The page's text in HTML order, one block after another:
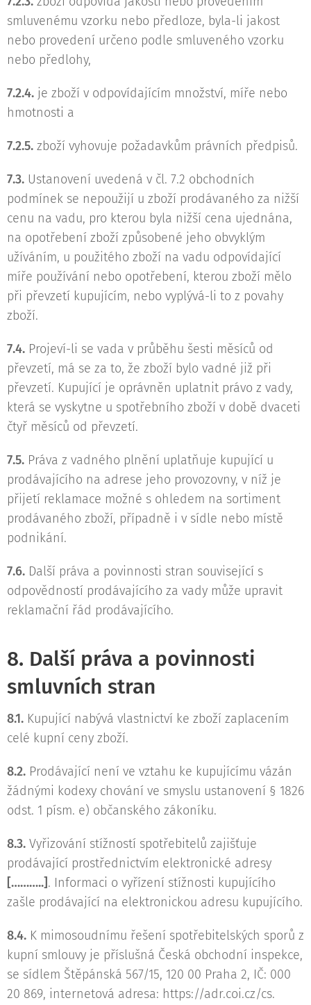
smluvenému vzorku nebo předloze, byla-li jakost
nebo provedení určeno podle smluveného vzorku
nebo předlohy,
7.2.4. je zboží v odpovídajícím množství, míře nebo
hmotnosti a
7.2.5. zboží vyhovuje požadavkům právních předpisů.
7.3. Ustanovení uvedená v čl. 7.2 obchodních
podmínek se nepoužijí u zboží prodávaného za nižší
cenu na vadu, pro kterou byla nižší cena ujednána,
na opotřebení zboží způsobené jeho obvyklým
užíváním, u použitého zboží na vadu odpovídající
míře používání nebo opotřebení, kterou zboží mělo
při převzetí kupujícím, nebo vyplývá-li to z povahy
zboží.
7.4. Projeví-li se vada v průběhu šesti měsíců od
převzetí, má se za to, že zboží bylo vadné již při
převzetí. Kupující je oprávněn uplatnit právo z vady,
která se vyskytne u spotřebního zboží v době dvaceti
čtyř měsíců od převzetí.
7.5. Práva z vadného plnění uplatňuje kupující u
prodávajícího na adrese jeho provozovny, v níž je
přijetí reklamace možné s ohledem na sortiment
prodávaného zboží, případně i v sídle nebo místě
podnikání.
7.6. Další práva a povinnosti stran související s
odpovědností prodávajícího za vady může upravit
reklamační řád prodávajícího.
8. Další práva a povinnosti
smluvních stran
8.1. Kupující nabývá vlastnictví ke zboží zaplacením
celé kupní ceny zboží.
8.2. Prodávající není ve vztahu ke kupujícímu vázán
žádnými kodexy chování ve smyslu ustanovení § 1826
odst. 1 písm. e) občanského zákoníku.
8.3. Vyřizování stížností spotřebitelů zajišťuje
prodávající prostřednictvím elektronické adresy
[………..]. Informaci o vyřízení stížnosti kupujícího
zašle prodávající na elektronickou adresu kupujícího.
8.4. K mimosoudnímu řešení spotřebitelských sporů z
kupní smlouvy je příslušná Česká obchodní inspekce,
se sídlem Štěpánská 567/15, 120 00 Praha 2, IČ: 000
20 869, internetová adresa: https://adr.coi.cz/cs.